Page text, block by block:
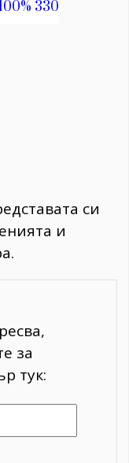
си
и
за
тук: